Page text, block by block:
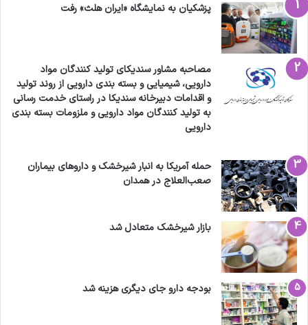
پزشکیان به نمایشگاه «ایران هلث» رفت
مصاحبه مشاور سندیکای تولید کنندگان مواد
دارویی، شیمیایی و بسته بندی دارویی از روند تولید
و اقدامات دبیرخانه سندیکا در راستای خدمت رسانی
به تولید کنندگان مواد دارویی و ملزومات بسته بندی
دارویی
حمله آمریکا به انبار شیرخشک و داروهای بیماران
صعب‌العلاج در همدان
بازار شیرخشک متعادل شد
بودجه دارو جای دیگری هزینه شد